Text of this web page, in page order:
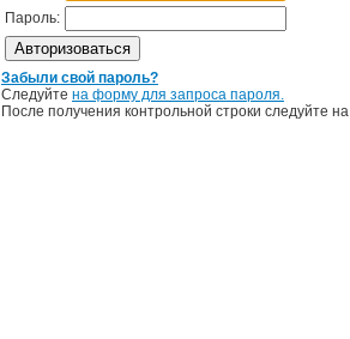
Пароль:
Забыли свой пароль?
Следуйте на форму для запроса пароля.
После получения контрольной строки следуйте на